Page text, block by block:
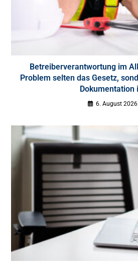
Betreiberverantwortung im
Problem selten das Gesetz,
Dokumentation
6. August 2026